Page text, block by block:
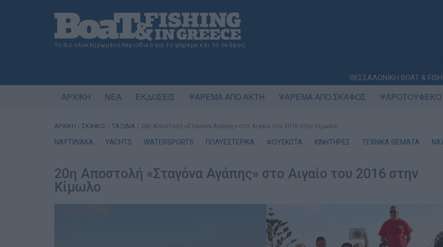
Το πιο ολοκληρωμένο περιοδικό για το ψάρεμα και το σκάφος!
ΘΕΣΣΑΛΟΝΙΚΗ BOAT &
ΑΡΧΙΚΗ ΝΕΑ ΕΚΔΟΣΕΙΣ ΨΑΡΕΜΑ ΑΠΟ ΑΚΤΗ ΨΑΡΕΜΑ ΑΠΟ ΣΚΑΦΟΣ ΨΑΡΟΤΟΥΦΕΚΟ
ΑΡΧΙΚΗ / ΣΚΑΦΟΣ / ΤΑΞΙΔΙΑ / 20η Αποστολή «Σταγόνα Αγάπης» στο Αιγαίο του 2016 στην Κίμωλο
ΝΑΥΤΙΛΙΑΚΑ YACHTS WATERSPORTS ΠΟΛΥΕΣΤΕΡΙΚΑ ΦΟΥΣΚΩΤΑ ΚΙΝΗΤΗΡΕΣ ΤΕΧΝΙΚΑ ΘΕΜΑΤΑ
20η Αποστολή «Σταγόνα Αγάπης» στο Αιγαίο του 2016 στην
Κίμωλο